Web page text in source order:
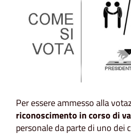
Per essere ammesso alla
riconoscimento in corso di
personale da parte di uno dei